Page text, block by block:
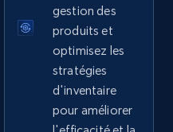
Commencer
by shop url
Currency, Initial
gestion des
produits et
optimisez les
stratégies
d'inventaire
pour améliorer